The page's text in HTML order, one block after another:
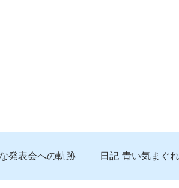
発表会への軌跡 日記 青い気まぐれ